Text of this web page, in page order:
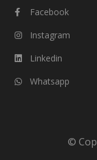
Facebook
Instagram
Linkedin
Whatsapp
©